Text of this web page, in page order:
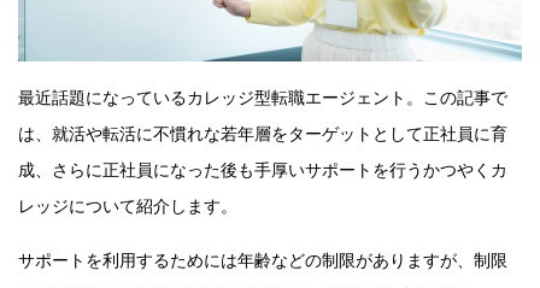
最近話題になっているカレッジ型転職エージェント。この記事で
は、就活や転活に不慣れな若年層をターゲットとして正社員に育
成、さらに正社員になった後も手厚いサポートを行うかつやくカ
レッジについて紹介します。
サポートを利用するためには年齢などの制限がありますが、制限